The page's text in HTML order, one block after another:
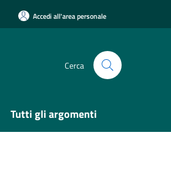
Accedi all'area personale
Cerca
Tutti gli argomenti